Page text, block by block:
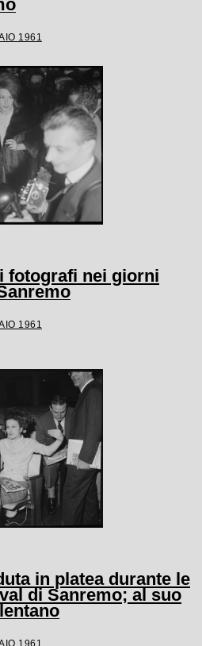
1961
fotografi nei giorni
1961
in platea durante le
di Sanremo; al suo
1961